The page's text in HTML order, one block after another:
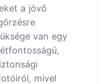
a jövő
van egy
mivel